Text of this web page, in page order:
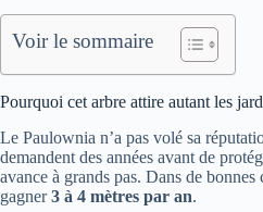
Voir le sommaire
Pourquoi cet arbre attire autant les
Le Paulownia n’a pas volé sa
demandent des années avant de
avance à grands pas. Dans de
gagner3 à 4 mètres par an.